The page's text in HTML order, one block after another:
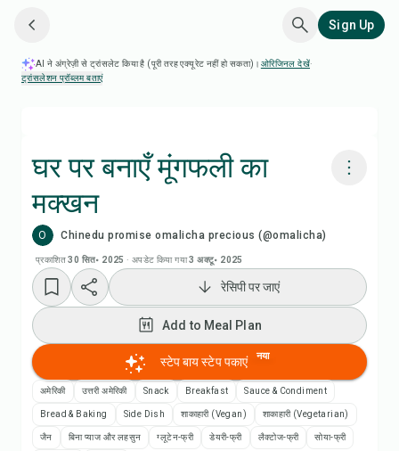
Sign Up
AI ने अंग्रेज़ी से ट्रांसलेट किया है (पूरी तरह एक्यूरेट नहीं हो सकता)। ओरिजिनल देखें·
ट्रांसलेशन प्रॉब्लम बताएं
घर पर बनाएँ मूंगफली का
मक्खन
O Chinedu promise omalicha precious (@omalicha)
प्रकाशित 30 सित॰ 2025 ·अपडेट किया गया 3 अक्टू॰ 2025
Add to Meal Plan
Add to Shopping List
रेसिपी नोट्स
रेसिपी पर जाएं
Add to Meal Plan
स्टेप बाय स्टेप पकाएं नया
अमेरिकी उत्तरी अमेरिकी Snack Breakfast Sauce & Condiment
Bread & Baking Side Dish शाकाहारी (Vegan) शाकाहारी (Vegetarian)
जैन बिना प्याज और लहसुन ग्लूटेन-फ्री डेयरी-फ्री लैक्टोज-फ्री सोया-फ्री